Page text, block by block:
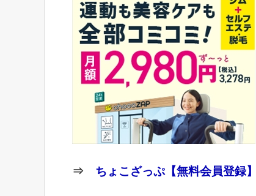
⇒ ちょこざっぷ【無料会員登録